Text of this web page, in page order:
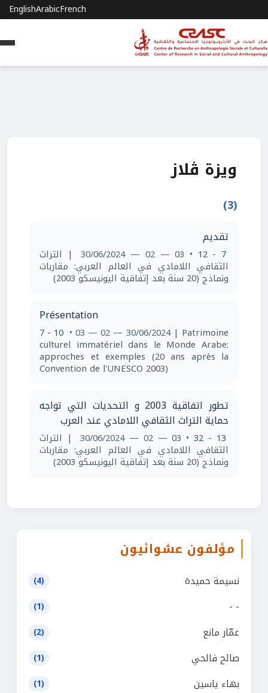
French
Arabic
English
ويزة ڤلاز
(3)
تقديم
7 - 12
• 03 — 02 — 30/06/2024 | التراث
الثقافي اللامادي في العالم العربي: مقاربات
ونماذج (20 سنة بعد إتفاقية اليونيسكو 2003)
Présentation
7 - 10 • 03 — 02 — 30/06/2024 | Patrimoine
culturel immatériel dans le Monde Arabe:
approches et exemples (20 ans après la
Convention de l'UNESCO 2003)
تطور اتفاقية 2003 و التحديات التي تواجه
حماية التراث الثقافي اللامادي عند العرب
13 - 32
• 03 — 02 — 30/06/2024 | التراث
الثقافي اللامادي في العالم العربي: مقاربات
ونماذج (20 سنة بعد إتفاقية اليونيسكو 2003)
مؤلفون عشوائيون
نسيمة حميدة (4)
- -
(1)
عمّار مانع (2)
صالح فالحي (1)
بهاء ياسين (1)